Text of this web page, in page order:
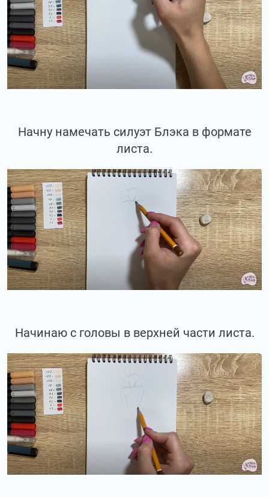
Начну намечать силуэт Блэка в формате
листа.
Начинаю с головы в верхней части листа.